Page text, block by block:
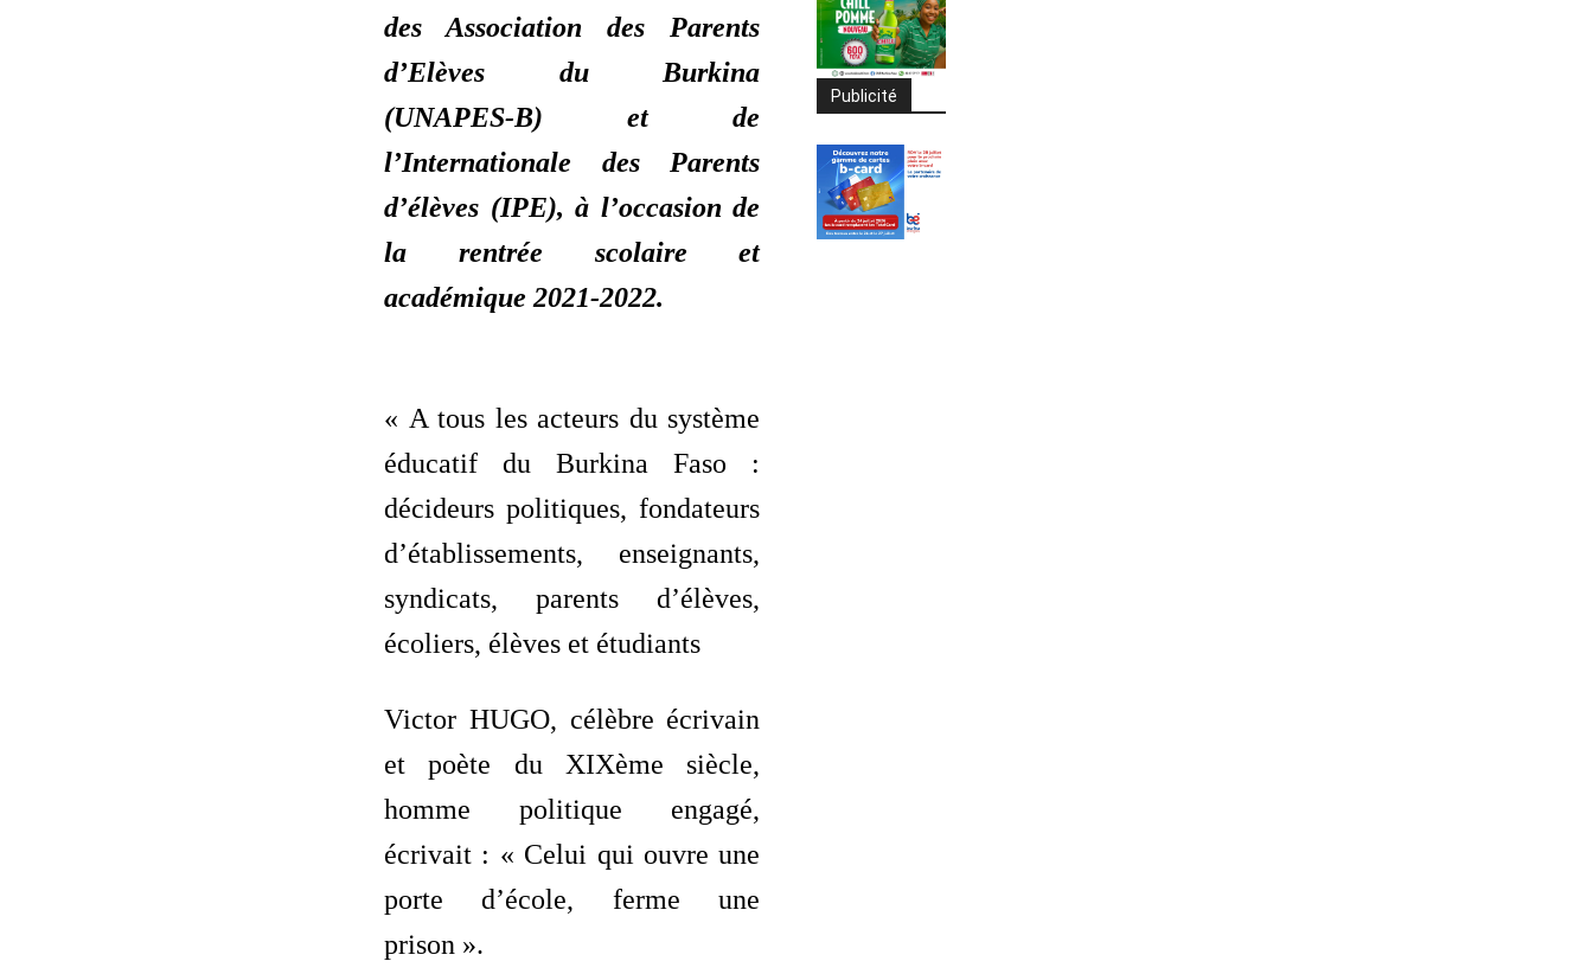
des Association des Parents
d’Elèves du Burkina
(UNAPES-B) et de
l’Internationale des Parents
d’élèves (IPE), à l’occasion de
la rentrée scolaire et
académique 2021-2022.
« A tous les acteurs du système
éducatif du Burkina Faso :
décideurs politiques, fondateurs
d’établissements, enseignants,
syndicats, parents d’élèves,
écoliers, élèves et étudiants
Victor HUGO, célèbre écrivain
et poète du XIXème siècle,
homme politique engagé,
écrivait : « Celui qui ouvre une
porte d’école, ferme une
prison ».
Publicité